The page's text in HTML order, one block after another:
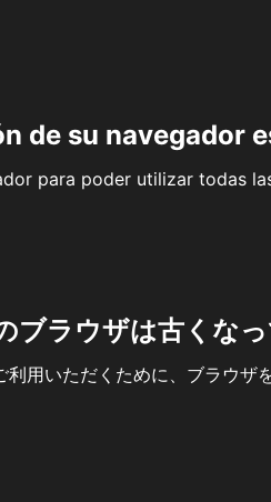
de su navegador
para poder utilizar todas
ブラウザは古くな
用いただくために、ブラウザ